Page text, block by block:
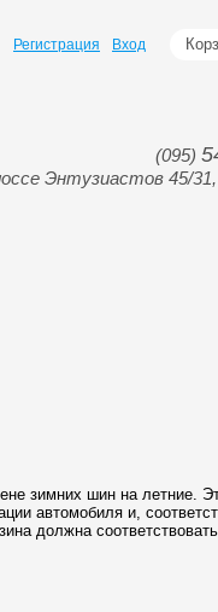
Регистрация Вход
(095)
Энтузиастов 45/
зимних шин на летние.
автомобиля и,
должна